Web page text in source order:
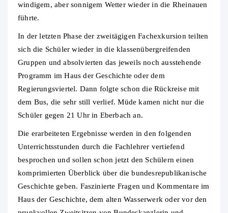
windigem, aber sonnigem Wetter wieder in die Rheinauen
führte.
In der letzten Phase der zweitägigen Fachexkursion teilten
sich die Schüler wieder in die klassenübergreifenden
Gruppen und absolvierten das jeweils noch ausstehende
Programm im Haus der Geschichte oder dem
Regierungsviertel. Dann folgte schon die Rückreise mit
dem Bus, die sehr still verlief. Müde kamen nicht nur die
Schüler gegen 21 Uhr in Eberbach an.
Die erarbeiteten Ergebnisse werden in den folgenden
Unterrichtsstunden durch die Fachlehrer vertiefend
besprochen und sollen schon jetzt den Schülern einen
komprimierten Überblick über die bundesrepublikanische
Geschichte geben. Faszinierte Fragen und Kommentare im
Haus der Geschichte, dem alten Wasserwerk oder vor den